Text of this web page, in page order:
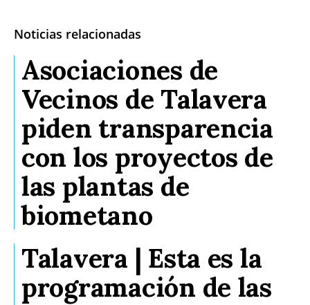
Noticias relacionadas
Asociaciones de
Vecinos de Talavera
piden transparencia
con los proyectos de
las plantas de
biometano
Talavera | Esta es la
programación de las